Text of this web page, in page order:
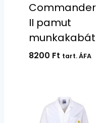
Commander
II pamut
munkakabát
8200 Ft tart. ÁFA